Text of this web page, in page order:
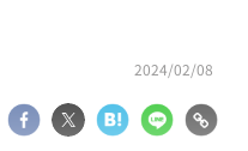
2024/02/08